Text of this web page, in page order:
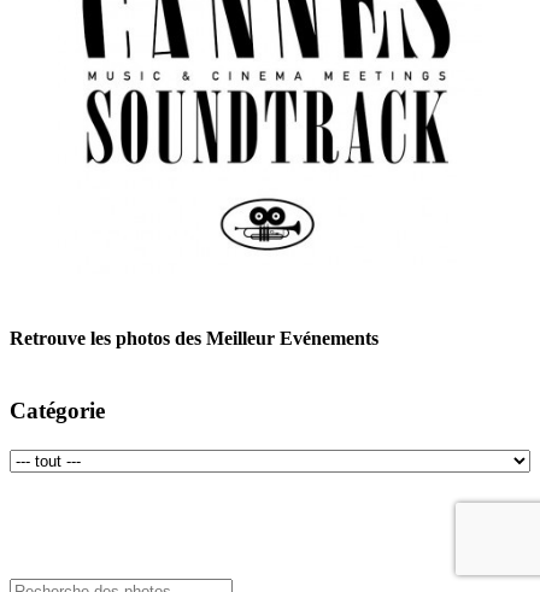
Retrouve les photos des Meilleur Evénements
Catégorie
Rechercher: